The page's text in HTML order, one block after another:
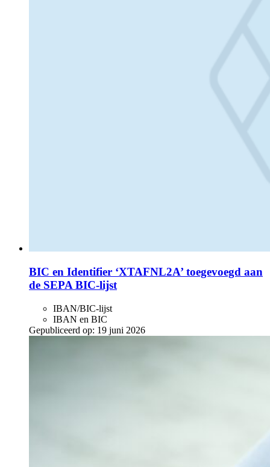
BIC en Identifier ‘XTAFNL2A’ toegevoegd aan
de SEPA BIC-lijst
IBAN/BIC-lijst
IBAN en BIC
Gepubliceerd op: 19 juni 2026